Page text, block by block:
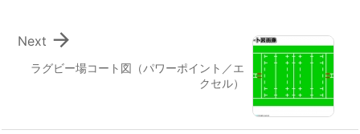
ラグビー場コート図（パワーポイント／エ
クセル）

Next